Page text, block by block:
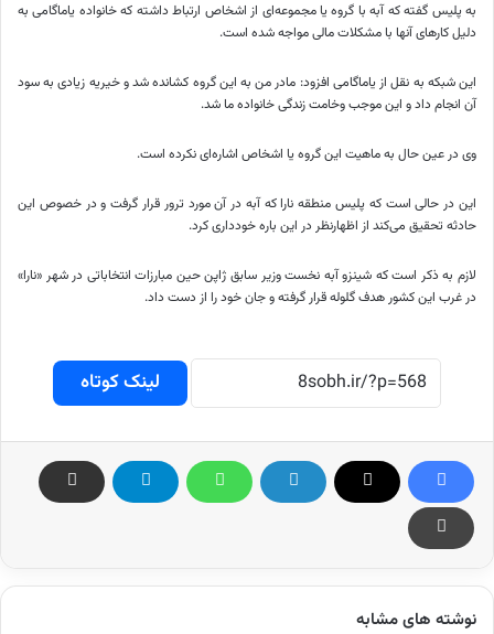
به پلیس گفته که آبه با گروه یا مجموعه‌ای از اشخاص ارتباط داشته که خانواده یاماگامی به
دلیل کارهای آنها با مشکلات مالی مواجه شده است.
این شبکه به نقل از یاماگامی افزود: مادر من به این گروه کشانده شد و خیریه زیادی به سود
آن انجام داد و این موجب وخامت زندگی خانواده ما شد.
وی در عین حال به ماهیت این گروه یا اشخاص اشاره‌ای نکرده است.
این در حالی است که پلیس منطقه نارا که آبه در آن مورد ترور قرار گرفت و در خصوص این
حادثه تحقیق می‌کند از اظهارنظر در این باره خودداری کرد.
لازم به ذکر است که شینزو آبه نخست وزیر سابق ژاپن حین مبارزات انتخاباتی در شهر «نارا»
در غرب این کشور هدف گلوله قرار گرفته و جان خود را از دست داد.
لینک کوتاه
نوشته های مشابه